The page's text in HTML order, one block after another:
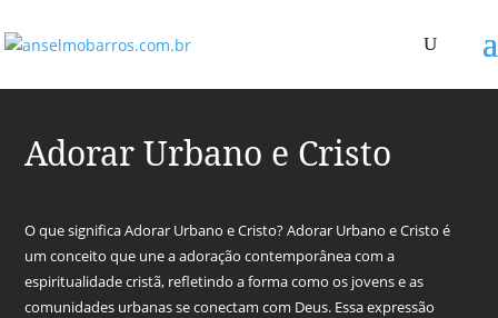
Adorar Urbano e Cristo
O que significa Adorar Urbano e Cristo? Adorar Urbano e Cristo é
um conceito que une a adoração contemporânea com a
espiritualidade cristã, refletindo a forma como os jovens e as
comunidades urbanas se conectam com Deus. Essa expressão